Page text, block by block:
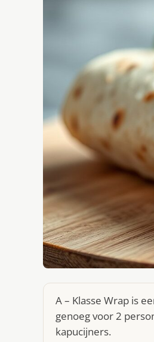
A – Klasse Wrap is
genoeg voor 2
kapucijners.